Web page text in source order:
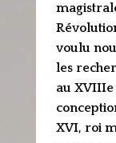
voulu
les
au XVIIIe
XVI, roi